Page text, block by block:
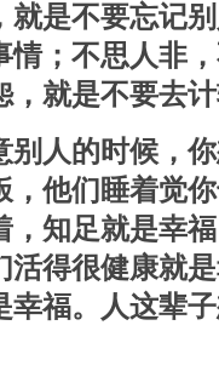
就是不要忘记
情；不思人非
，就是不要去
别人的时候，
，他们睡着觉
，知足就是幸
活得很健康就
幸福。人这辈